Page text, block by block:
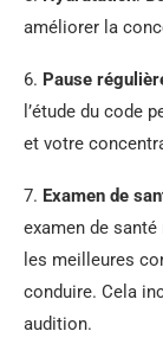
améliorer la
6. Pause
l’étude du code
et votre
7. Examen de
examen de
les meilleures
conduire. Cela
audition.